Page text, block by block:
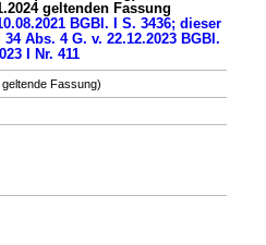
geltenden Fassung
BGBl. I S. 3436; dieser
Abs. 4 G. v. 22.12.2023 BGBl.
I Nr. 411
Fassung)